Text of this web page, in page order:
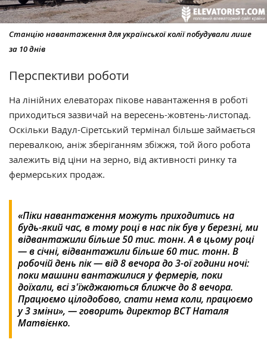
Станцію навантаження для української колії побудували лише
за 10 днів
Перспективи роботи
На лінійних елеваторах пікове навантаження в роботі
приходиться зазвичай на вересень-жовтень-листопад.
Оскільки Вадул-Сіретський термінал більше займається
перевалкою, аніж зберіганням збіжжя, той його робота
залежить від ціни на зерно, від активності ринку та
фермерських продаж.
«Піки навантаження можуть приходитись на
будь-який час, в тому році в нас пік був у березні, ми
відвантажили більше 50 тис. тонн. А в цьому році
— в січні, відвантажили більше 60 тис. тонн. В
робочій день пік — від 8 вечора до 3-ої години ночі:
поки машини вантажилися у фермерів, поки
доїхали, всі з'їжджаються ближче до 8 вечора.
Працюємо цілодобово, спати нема коли, працюємо
у 3 зміни», — говорить директор ВСТ Наталя
Матвієнко.